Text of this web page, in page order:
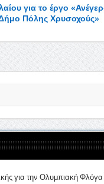
για το έργο
Πόλης Χρυσοχούς»
για την Ολυμπιακή